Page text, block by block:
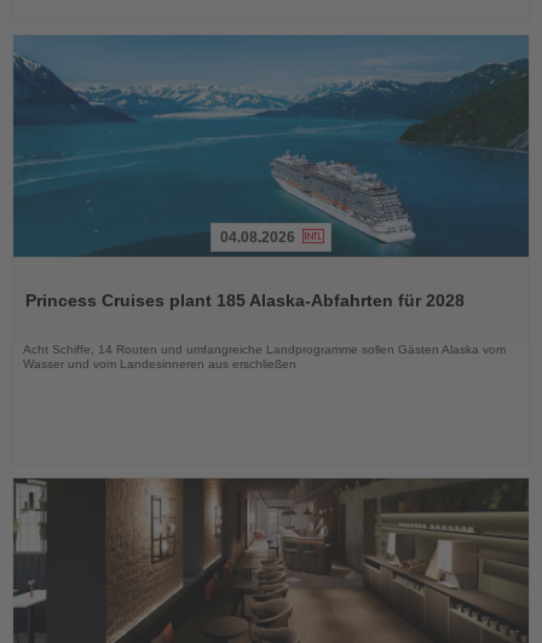
die
04.08.2026
Princess Cruises plant 185 Alaska-Abfahrten für 2028
Acht Schiffe, 14 Routen und umfangreiche Landprogramme sollen Gästen Alaska vom
Wasser und vom Landesinneren aus erschließen